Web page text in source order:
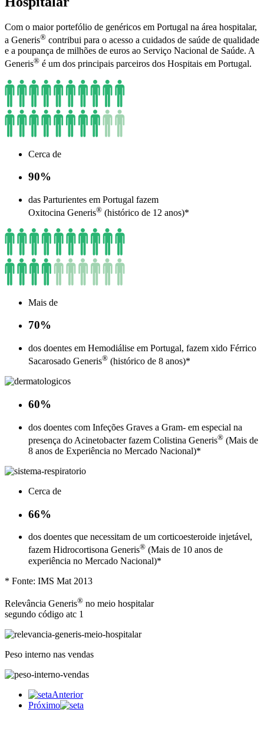
Com o maior portefólio de genéricos em Portugal na área hospitalar,
a Generis® contribui para o acesso a cuidados de saúde de qualidade
e a poupança de milhões de euros ao Serviço Nacional de Saúde. A
Generis® é um dos principais parceiros dos Hospitais em Portugal.
Cerca de
90%
das Parturientes em Portugal fazem
Oxitocina Generis® (histórico de 12 anos)*
Mais de
70%
dos doentes em Hemodiálise em Portugal, fazem xido Férrico
Sacarosado Generis® (histórico de 8 anos)*
60%
dos doentes com Infeções Graves a Gram- em especial na
presença do Acinetobacter fazem Colistina Generis® (Mais de
8 anos de Experiência no Mercado Nacional)*
Cerca de
66%
dos doentes que necessitam de um corticoesteroide injetável,
fazem Hidrocortisona Generis® (Mais de 10 anos de
experiência no Mercado Nacional)*
* Fonte: IMS Mat 2013
Relevância Generis® no meio hospitalar
segundo código atc 1
Peso interno nas vendas
Anterior
Próximo